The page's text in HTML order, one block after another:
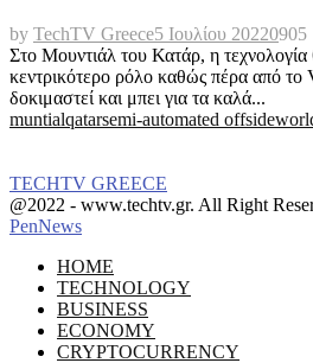
by TechTV Greece5 Ιουλίου 20220905
Στο Μουντιάλ του Κατάρ, η τεχνολογία
κεντρικότερο ρόλο καθώς πέρα από το
δοκιμαστεί και μπει για τα καλά...
muntialqatarsemi-automated offside
TECHTV GREECE
Facebook
Instagram
@2022 - www.techtv.gr. All Right
PenNews
HOME
TECHNOLOGY
BUSINESS
ECONOMY
CRYPTOCURRENCY